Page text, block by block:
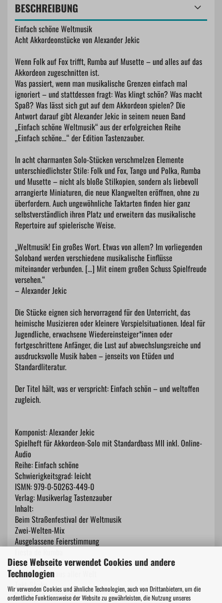
Diese Webseite verwendet Cookies und andere
Technologien
Wir verwenden Cookies und ähnliche Technologien, auch von Drittanbietern, um die
ordentliche Funktionsweise der Website zu gewährleisten, die Nutzung unseres
BESCHREIBUNG
Einfach schöne Weltmusik
Acht Akkordeonstücke von Alexander Jekic
Wenn Folk auf Fox trifft, Rumba auf Musette – und alles auf das
Akkordeon zugeschnitten ist.
Was passiert, wenn man musikalische Grenzen einfach mal
ignoriert – und stattdessen fragt: Was klingt schön? Was macht
Spaß? Was lässt sich gut auf dem Akkordeon spielen? Die
Antwort darauf gibt Alexander Jekic in seinem neuen Band
„Einfach schöne Weltmusik“ aus der erfolgreichen Reihe
„Einfach schöne…“ der Edition Tastenzauber.
In acht charmanten Solo-Stücken verschmelzen Elemente
unterschiedlichster Stile: Folk und Fox, Tango und Polka, Rumba
und Musette – nicht als bloße Stilkopien, sondern als liebevoll
arrangierte Miniaturen, die neue Klangwelten eröffnen, ohne zu
überfordern. Auch ungewöhnliche Taktarten finden hier ganz
selbstverständlich ihren Platz und erweitern das musikalische
Repertoire auf spielerische Weise.
„Weltmusik! Ein großes Wort. Etwas von allem? Im vorliegenden
Soloband werden verschiedene musikalische Einflüsse
miteinander verbunden. […] Mit einem großen Schuss Spielfreude
versehen.“
– Alexander Jekic
Die Stücke eignen sich hervorragend für den Unterricht, das
heimische Musizieren oder kleinere Vorspielsituationen. Ideal für
Jugendliche, erwachsene Wiedereinsteiger*innen oder
fortgeschrittene Anfänger, die Lust auf abwechslungsreiche und
ausdrucksvolle Musik haben – jenseits von Etüden und
Standardliteratur.
Der Titel hält, was er verspricht: Einfach schön – und weltoffen
zugleich.
Komponist: Alexander Jekic
Spielheft für Akkordeon-Solo mit Standardbass MII inkl. Online-
Audio
Reihe: Einfach schöne
Schwierigkeitsgrad: leicht
ISMN: 979-0-50263-449-0
Verlag: Musikverlag Tastenzauber
Inhalt:
Beim Straßenfestival der Weltmusik
Zwei-Welten-Mix
Ausgelassene Feierstimmung
World Waltz
Spezialitäten aus aller Welt
Takt-Shake
Der Abend verklingt